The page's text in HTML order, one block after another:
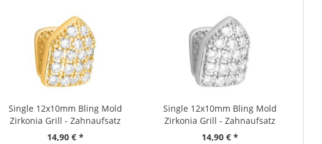
Single 12x10mm Bling Mold
Zirkonia Grill - Zahnaufsatz
gold
14,90 € *
Single 12x10mm Bling Mold
Zirkonia Grill - Zahnaufsatz
14,90 € *